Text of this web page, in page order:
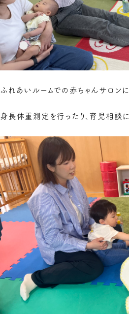
ふれあいルームでの赤ちゃんサロンに
身長体重測定を行ったり、育児相談